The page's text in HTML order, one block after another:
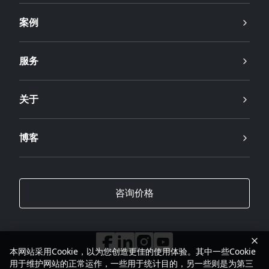
案例
服务
关于
博客
咨询价格
本网站采用Cookie，以为您创造更佳的使用体验。其中一些Cookie
用于维护网站的正常运作，一些用于统计目的，另一些则是为第三